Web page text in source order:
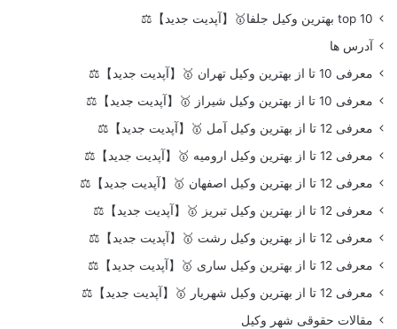
top 10 بهترین وکیل جلفا🥇【آپدیت جدید】⚖️
آدرس ها
معرفی 10 تا از بهترین وکیل تهران 🥇【آپدیت جدید】⚖️
معرفی 10 تا از بهترین وکیل شیراز 🥇【آپدیت جدید】⚖️
معرفی 12 تا از بهترین وکیل آمل 🥇【آپدیت جدید】⚖️
معرفی 12 تا از بهترین وکیل ارومیه 🥇【آپدیت جدید】⚖️
معرفی 12 تا از بهترین وکیل اصفهان 🥇【آپدیت جدید】⚖️
معرفی 12 تا از بهترین وکیل تبریز 🥇【آپدیت جدید】⚖️
معرفی 12 تا از بهترین وکیل رشت 🥇【آپدیت جدید】⚖️
معرفی 12 تا از بهترین وکیل ساری 🥇【آپدیت جدید】⚖️
معرفی 12 تا از بهترین وکیل شهریار 🥇【آپدیت جدید】⚖️
مقالات حقوقی شهر وکیل